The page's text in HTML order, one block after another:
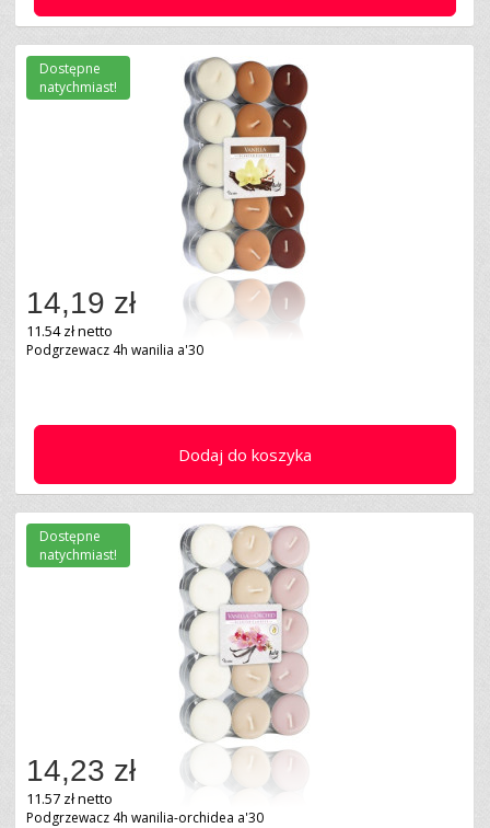
Dodaj do koszyka
14,19 zł
11.54 zł netto
Podgrzewacz 4h wanilia a'30
Dostępne
natychmiast!
14,23 zł
11.57 zł netto
Podgrzewacz 4h wanilia-orchidea a'30
Dostępne
natychmiast!